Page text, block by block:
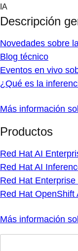
Skip
content
IA
Descripción
Novedades sobre
Blog técnico
Eventos en vivo
¿Qué es la
Más información
Productos
Red Hat AI
Red Hat AI
Red Hat Enterprise
Red Hat OpenShift
Más información